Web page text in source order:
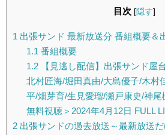
目次 [隠す]
1 出張サンド 最新放送分 番組概要＆
1.1 番組概要
1.2【見逃し配信】出張サンド屋
北村匠海/堀田真由/大島優子/木村
平/畑芽育/生見愛瑠/瀬戸康史/神
無料視聴＞2024年4月12日 FULL
2 出張サンドの過去放送～最新放送